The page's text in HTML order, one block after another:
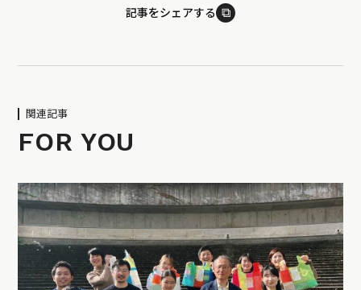
記事をシェアする ⧉
関連記事
FOR YOU